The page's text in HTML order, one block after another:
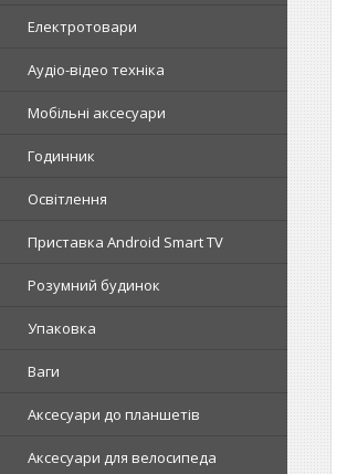
Електротовари
Аудіо-відео техніка
Мобільні аксесуари
Годинник
Освітлення
Приставка Android Smart TV
Розумний будинок
Упаковка
Ваги
Аксесуари до планшетів
Аксесуари для велосипеда